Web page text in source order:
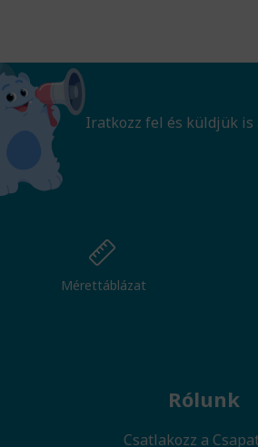
Iratkozz fel és küldjük is
Mérettáblázat
Rólunk
Csatlakozz a